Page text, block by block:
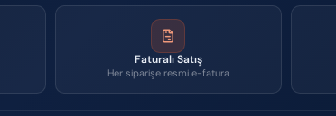
Faturalı Satış
Her siparişe resmi e-fatura